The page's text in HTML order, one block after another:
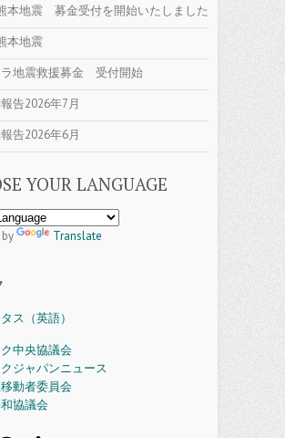
本地震 募金受付を開始いたしました
本地震
地震救援募金 受付開始
告2026年7月
告2026年6月
YOUR LANGUAGE
Translate
ス（英語）
中央協議会
ジャパンニュース
動者委員会
協議会